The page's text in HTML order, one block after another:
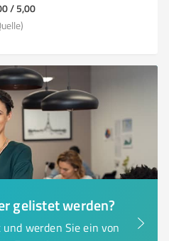
/ 5,00
gelistet werden?
werden Sie ein von